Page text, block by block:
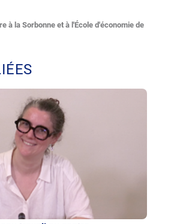
à la Sorbonne et à l'École d'économie de